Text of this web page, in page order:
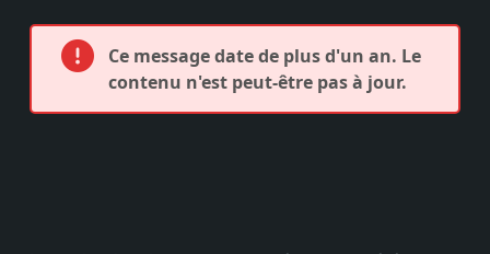
Ce message date de plus d'un an. Le
contenu n'est peut-être pas à jour.